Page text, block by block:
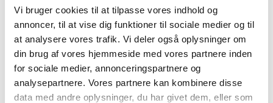
Vi bruger cookies til at tilpasse vores indhold og
annoncer, til at vise dig funktioner til sociale medier og til
at analysere vores trafik. Vi deler også oplysninger om
din brug af vores hjemmeside med vores partnere inden
for sociale medier, annonceringspartnere og
analysepartnere. Vores partnere kan kombinere disse
data med andre oplysninger, du har givet dem, eller som
Alle (162)
TID
2026 (5)
2024 (11)